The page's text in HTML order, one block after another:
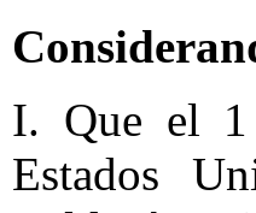
I. Que el 1
Estados